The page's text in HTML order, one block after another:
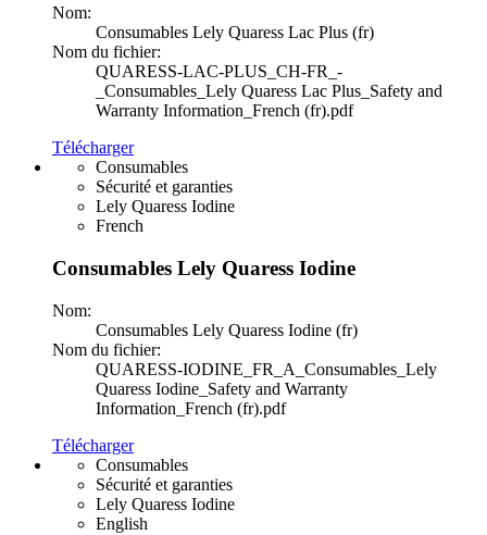
Nom:
Consumables Lely Quaress Lac Plus (fr)
Nom du fichier:
QUARESS-LAC-PLUS_CH-FR_-
_Consumables_Lely Quaress Lac Plus_Safety and
Warranty Information_French (fr).pdf
Télécharger
Consumables
Sécurité et garanties
Lely Quaress Iodine
French
Consumables Lely Quaress Iodine
Nom:
Consumables Lely Quaress Iodine (fr)
Nom du fichier:
QUARESS-IODINE_FR_A_Consumables_Lely
Quaress Iodine_Safety and Warranty
Information_French (fr).pdf
Télécharger
Consumables
Sécurité et garanties
Lely Quaress Iodine
English